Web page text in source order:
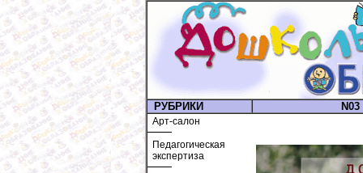
РУБРИКИ
Арт-салон
Педагогическая
экспертиза